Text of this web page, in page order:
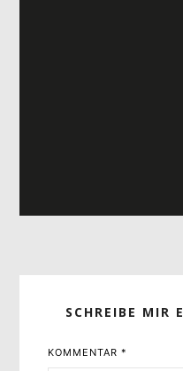
SCHREIBE MIR
KOMMENTAR*